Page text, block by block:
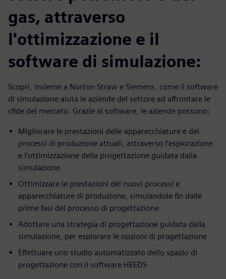
gas, attraverso
l'ottimizzazione e il
software di simulazione:
Scopri, insieme a Norton Straw e Siemens, come il software
di simulazione aiuta le aziende del settore ad affrontare le
sfide del mercato. Grazie al software, le aziende possono:
Migliorare le prestazioni delle apparecchiature e dei
processi di produzione attuali, attraverso l’esplorazione
e l’ottimizzazione della progettazione guidata dalla
simulazione
Ottimizzare le prestazioni dei nuovi processi e
apparecchiature di produzione, simulandole fin dalle
prime fasi del processo di progettazione
Adottare una strategia di progettazione guidata dalla
simulazione, per esplorare le opzioni di progettazione
Effettuare uno studio automatizzato dello spazio di
progettazione con il software HEEDS